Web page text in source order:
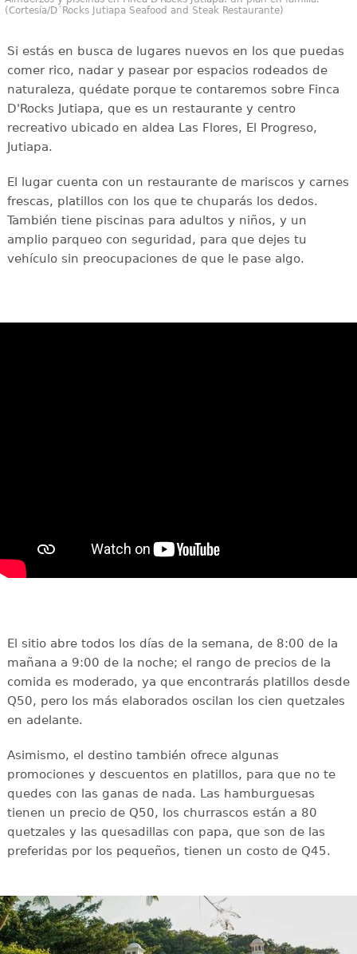
(Cortesía/D´Rocks Jutiapa Seafood and Steak Restaurante)
Si estás en busca de lugares nuevos en los que puedas
comer rico, nadar y pasear por espacios rodeados de
naturaleza, quédate porque te contaremos sobre Finca
D'Rocks Jutiapa, que es un restaurante y centro
recreativo ubicado en aldea Las Flores, El Progreso,
Jutiapa.
El lugar cuenta con un restaurante de mariscos y carnes
frescas, platillos con los que te chuparás los dedos.
También tiene piscinas para adultos y niños, y un
amplio parqueo con seguridad, para que dejes tu
vehículo sin preocupaciones de que le pase algo.
El sitio abre todos los días de la semana, de 8:00 de la
mañana a 9:00 de la noche; el rango de precios de la
comida es moderado, ya que encontrarás platillos desde
Q50, pero los más elaborados oscilan los cien quetzales
en adelante.
Asimismo, el destino también ofrece algunas
promociones y descuentos en platillos, para que no te
quedes con las ganas de nada. Las hamburguesas
tienen un precio de Q50, los churrascos están a 80
quetzales y las quesadillas con papa, que son de las
preferidas por los pequeños, tienen un costo de Q45.